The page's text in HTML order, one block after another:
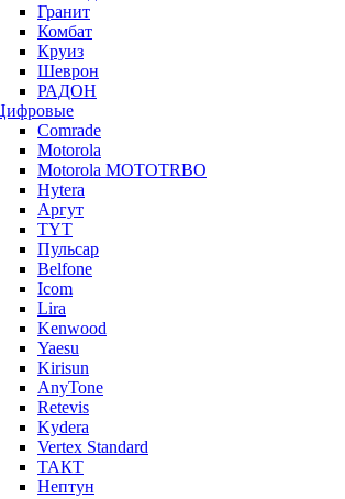
Гранит
Комбат
Круиз
Шеврон
РАДОН
Comrade
Motorola
Motorola MOTOTRBO
Hytera
Аргут
TYT
Пульсар
Belfone
Icom
Lira
Kenwood
Yaesu
Kirisun
AnyTone
Retevis
Kydera
Vertex Standard
ТАКТ
Нептун